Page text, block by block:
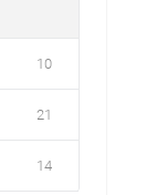
10
21
14